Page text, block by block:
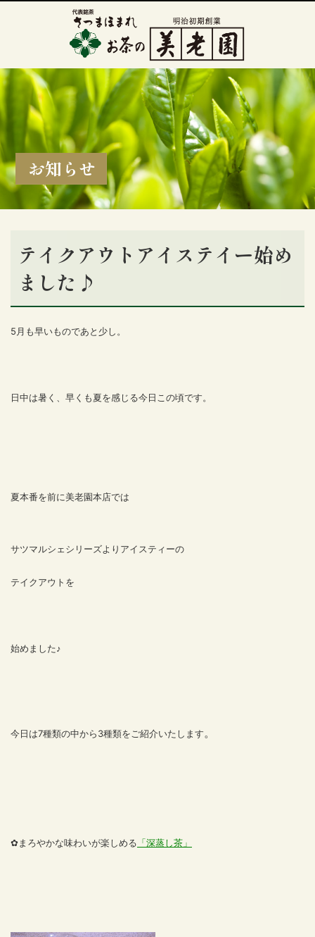
お知らせ
テイクアウトアイステイー始め
ました♪
5月も早いものであと少し。
日中は暑く、早くも夏を感じる今日この頃です。
夏本番を前に美老園本店では
サツマルシェシリーズよりアイスティーの
テイクアウトを
始めました♪
今日は7種類の中から3種類をご紹介いたします。
✿まろやかな味わいが楽しめる 「深蒸し茶」